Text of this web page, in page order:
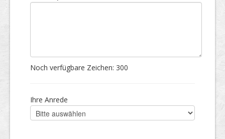
Noch verfügbare Zeichen: 300
Ihre Anrede